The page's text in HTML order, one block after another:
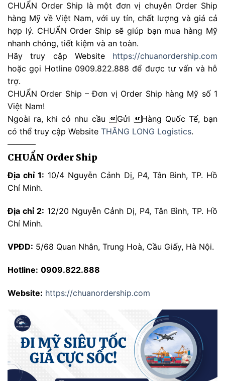
CHUẨN Order Ship là một đơn vị chuyên Order Ship
hàng Mỹ về Việt Nam, với uy tín, chất lượng và giá cả
hợp lý. CHUẨN Order Ship sẽ giúp bạn mua hàng Mỹ
nhanh chóng, tiết kiệm và an toàn.
Hãy truy cập Website https://chuanordership.com
hoặc gọi Hotline 0909.822.888 để được tư vấn và hỗ
trợ.
CHUẨN Order Ship – Đơn vị Order Ship hàng Mỹ số 1
Việt Nam!
Ngoài ra, khi có nhu cầu Gửi Hàng Quốc Tế, bạn
có thể truy cập Website THĂNG LONG Logistics.
———–
CHUẨN Order Ship
Địa chỉ 1: 10/4 Nguyễn Cảnh Dị, P4, Tân Bình, TP. Hồ
Chí Minh.
Địa chỉ 2: 12/20 Nguyễn Cảnh Dị, P4, Tân Bình, TP. Hồ
Chí Minh.
VPĐD: 5/68 Quan Nhân, Trung Hoà, Cầu Giấy, Hà Nội.
Hotline: 0909.822.888
Website: https://chuanordership.com